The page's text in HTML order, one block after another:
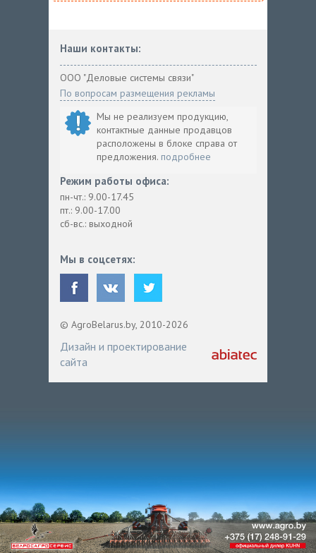
Наши контакты:
ООО "Деловые системы связи"
По вопросам размещения рекламы
Мы не реализуем продукцию,
контактные данные продавцов
расположены в блоке справа от
предложения. подробнее
Режим работы офиса:
пн-чт.: 9.00-17.45
пт.: 9.00-17.00
сб-вс.: выходной
Мы в соцсетях:
© AgroBelarus.by, 2010-2026
Дизайн и проектирование
сайта